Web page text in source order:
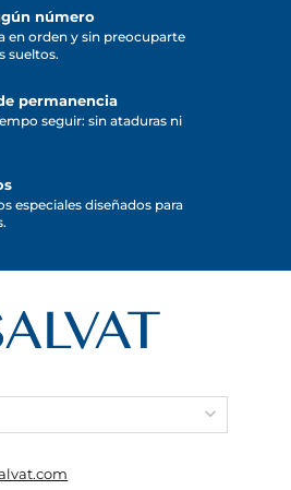
número
en orden y sin preocuparte
sueltos.
permanencia
seguir: sin ataduras ni
especiales diseñados para